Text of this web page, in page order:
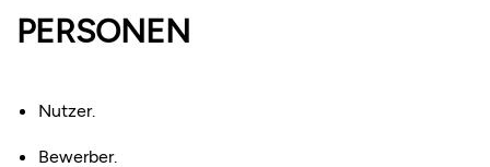
PERSONEN
Nutzer.
Bewerber.